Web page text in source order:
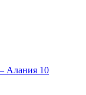
Алания 10